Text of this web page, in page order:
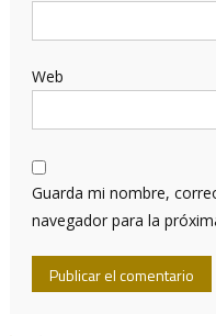
Web
Guarda mi nombre,
navegador para la